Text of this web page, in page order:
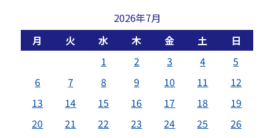
2026年7月
月
火 水 木 金 土
日
1
2 3 4
5
6
7 8 9 10 11
12
13
14 15 16 17 18
19
20
21 22 23 24 25
26